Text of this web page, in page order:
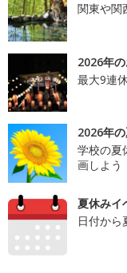
関東や関
2026年
最大9連
2026年
学校の夏
画しよう
夏休みイ
日付から